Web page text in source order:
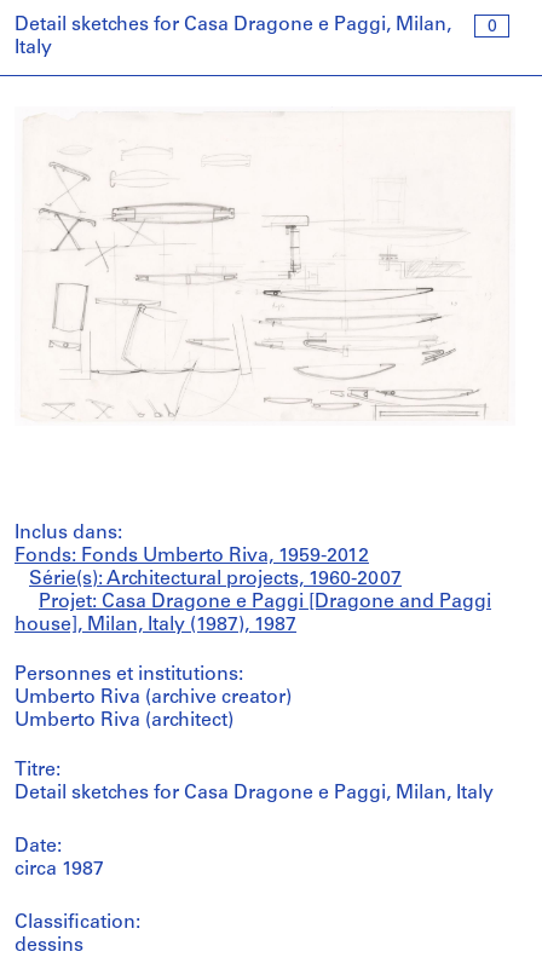
0
Detail sketches for Casa Dragone e Paggi, Milan,
Italy
Inclus dans:
Fonds: Fonds Umberto Riva, 1959-2012
Série(s): Architectural projects, 1960-2007
Projet: Casa Dragone e Paggi [Dragone and Paggi
house], Milan, Italy (1987), 1987
Personnes et institutions:
Umberto Riva (archive creator)
Umberto Riva (architect)
Titre:
Detail sketches for Casa Dragone e Paggi, Milan, Italy
Date:
circa 1987
Classification:
dessins